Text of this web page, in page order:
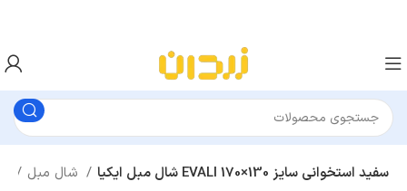
شال مبل شال مبل ایکیا EVALI سفید استخوانی سایز 130×170